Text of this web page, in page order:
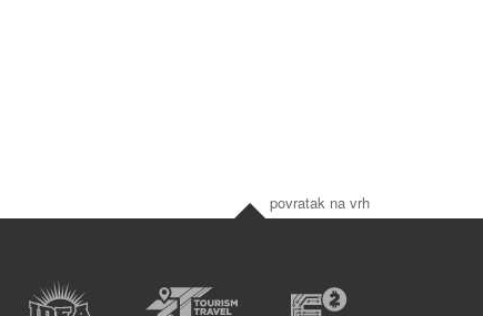
povratak na vrh